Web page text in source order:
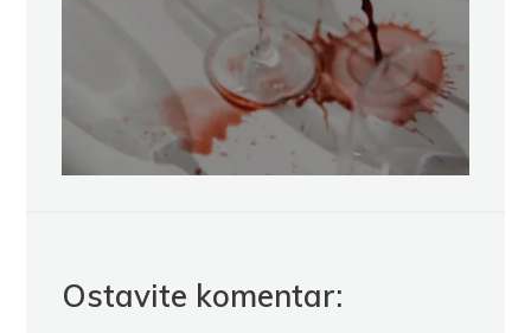
Ostavite komentar: